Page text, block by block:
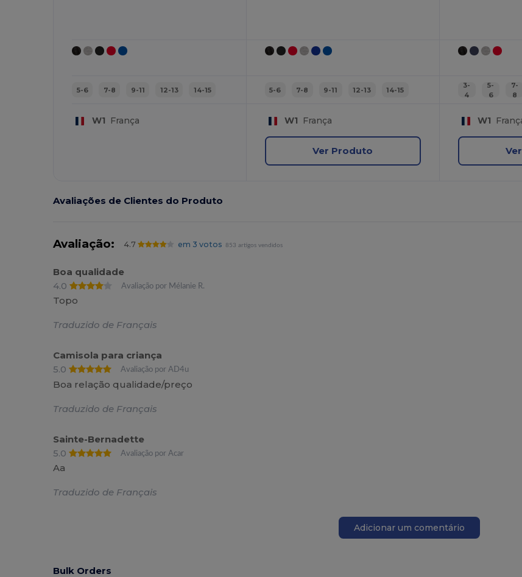
5-6 7-8 9-11 12-13 14-15
W1 França
5-6 7-8 9-11 12-13 14-15
W1 França
Ver Produto
3-
4
5-
6
7-
8
W1
Avaliações de Clientes do Produto
Avaliação: 4.7 em 3 votos 853 artigos vendidos
Boa qualidade
4.0
Avaliação por Mélanie R.
Topo
Traduzido de Français
Camisola para criança
5.0
Avaliação por AD4u
Boa relação qualidade/preço
Traduzido de Français
Sainte-Bernadette
5.0
Avaliação por Acar
Aa
Traduzido de Français
Adicionar um comentário
Bulk Orders